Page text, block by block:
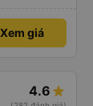
Xem giá
4.6